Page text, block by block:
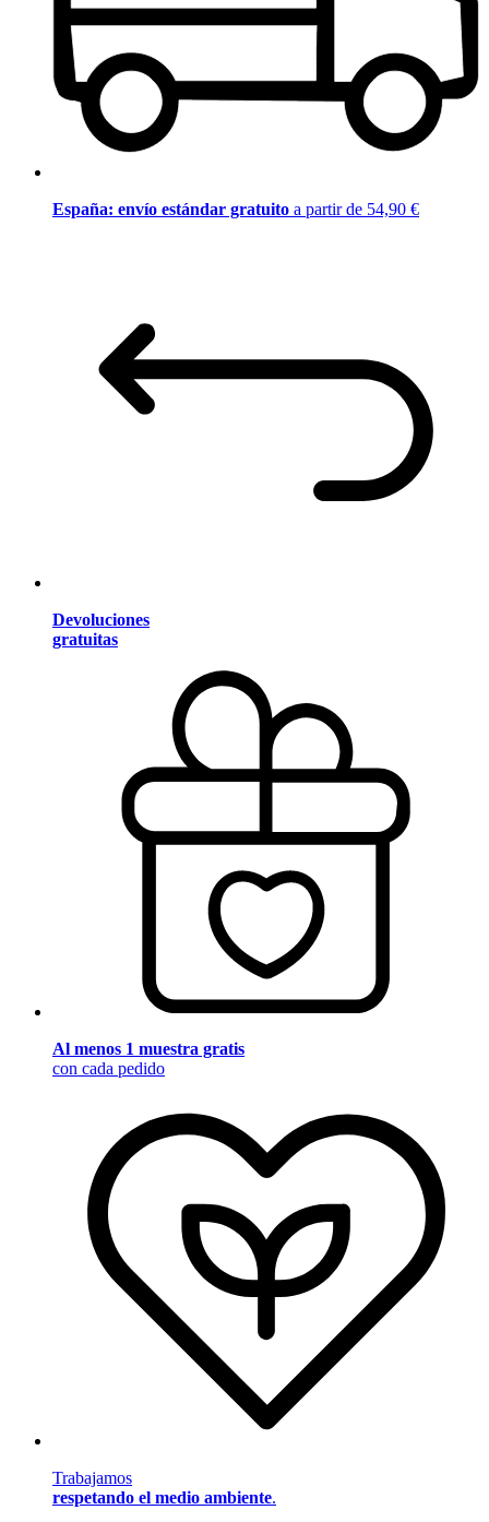
España: envío estándar gratuito a partir de 54,90 €
Devoluciones
gratuitas
Al menos 1 muestra gratis
con cada pedido
Trabajamos
respetando el medio ambiente.